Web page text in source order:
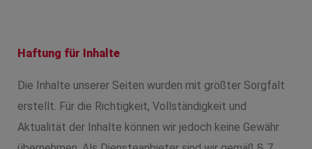
Haftung für Inhalte
Die Inhalte unserer Seiten wurden mit größter Sorgfalt
erstellt. Für die Richtigkeit, Vollständigkeit und
Aktualität der Inhalte können wir jedoch keine Gewähr